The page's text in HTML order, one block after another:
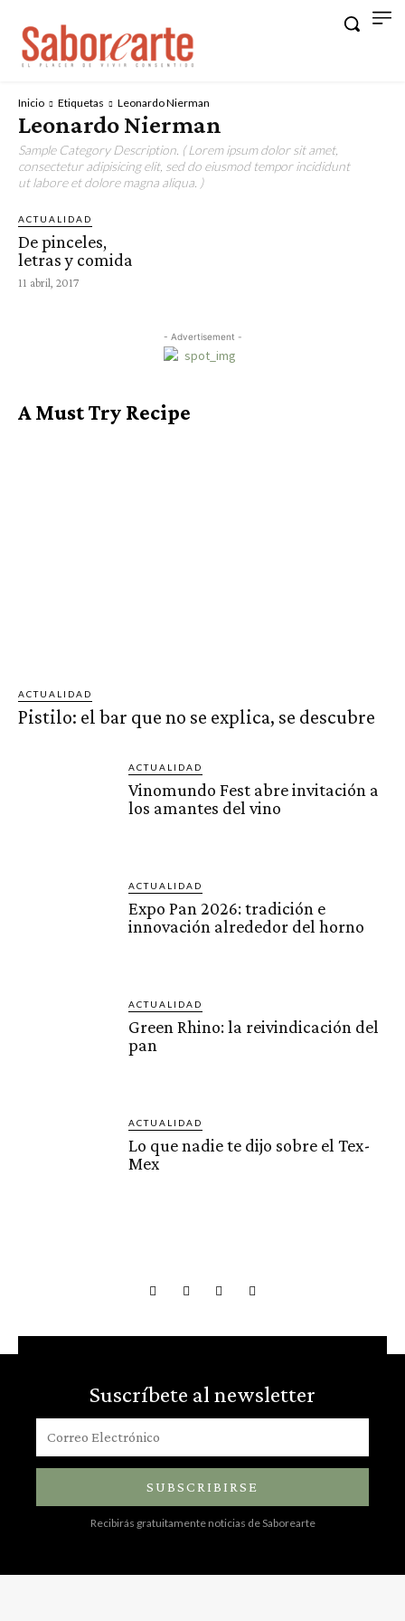
Inicio Etiquetas Leonardo Nierman
Leonardo Nierman
Sample Category Description. ( Lorem ipsum dolor sit amet,
consectetur adipisicing elit, sed do eiusmod tempor incididunt
ut labore et dolore magna aliqua. )
ACTUALIDAD
De pinceles,
letras y comida
11 abril, 2017
- Advertisement -
A Must Try Recipe
ACTUALIDAD
Pistilo: el bar que no se explica, se descubre
ACTUALIDAD
Vinomundo Fest abre invitación a
los amantes del vino
ACTUALIDAD
Expo Pan 2026: tradición e
innovación alrededor del horno
ACTUALIDAD
Green Rhino: la reivindicación del
pan
ACTUALIDAD
Lo que nadie te dijo sobre el Tex-
Mex
Suscríbete al newsletter
SUBSCRIBIRSE
Recibirás gratuitamente noticias de Saborearte